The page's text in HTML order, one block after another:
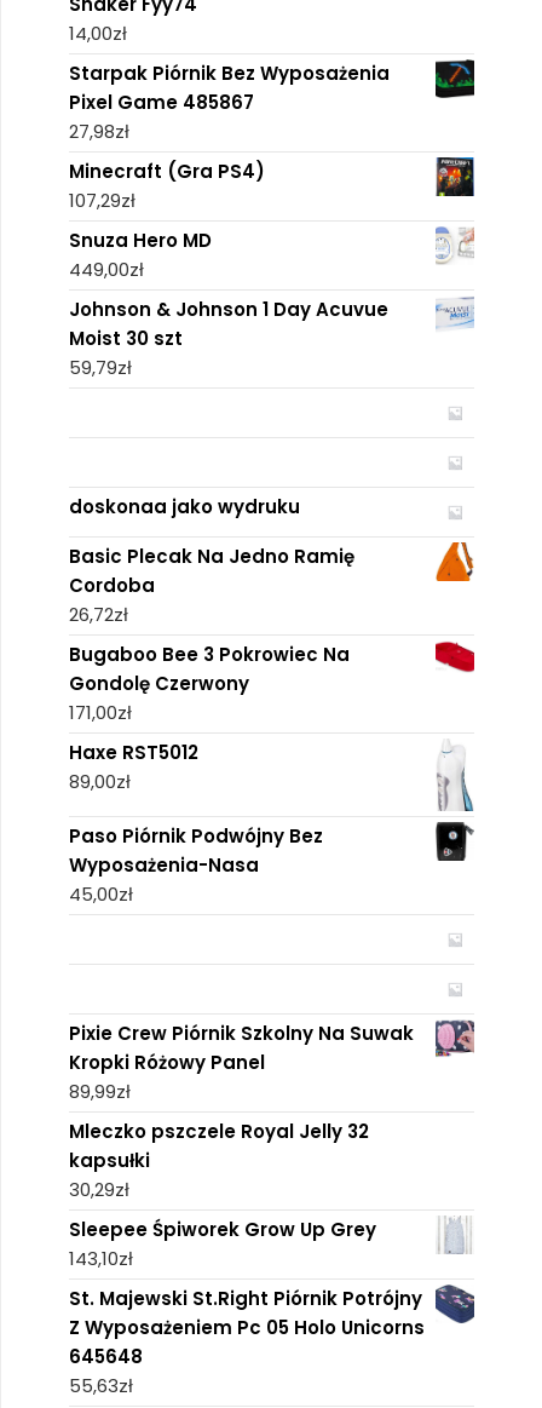
14,00zł
Starpak Piórnik Bez Wyposażenia
Pixel Game 485867
27,98zł
Minecraft (Gra PS4)
107,29zł
Snuza Hero MD
449,00zł
Johnson & Johnson 1 Day Acuvue
Moist 30 szt
59,79zł
doskonaa jako wydruku
Basic Plecak Na Jedno Ramię
Cordoba
26,72zł
Bugaboo Bee 3 Pokrowiec Na
Gondolę Czerwony
171,00zł
Haxe RST5012
89,00zł
Paso Piórnik Podwójny Bez
Wyposażenia-Nasa
45,00zł
Pixie Crew Piórnik Szkolny Na Suwak
Kropki Różowy Panel
89,99zł
Mleczko pszczele Royal Jelly 32
kapsułki
30,29zł
Sleepee Śpiworek Grow Up Grey
143,10zł
St. Majewski St.Right Piórnik Potrójny
Z Wyposażeniem Pc 05 Holo Unicorns
645648
55,63zł